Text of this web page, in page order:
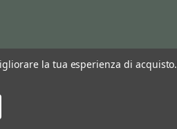
la tua esperienza di acquisto.